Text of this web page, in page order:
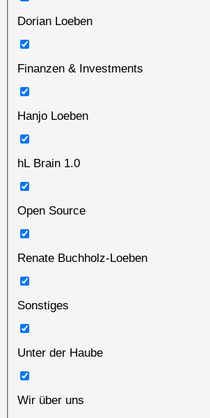
Dorian Loeben
Finanzen & Investments
Hanjo Loeben
hL Brain 1.0
Open Source
Renate Buchholz-Loeben
Sonstiges
Unter der Haube
Wir über uns